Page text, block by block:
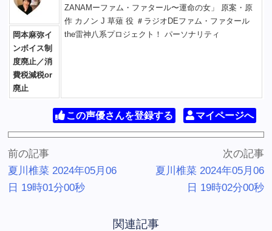
ZANAMーファム・ファタール〜運命の女」 原案・原
作 カノン J 草薙 役 ＃ラジオDEファム・ファタール
the雷神八系プロジェクト！ パーソナリティ
岡本麻弥イ
ンボイス制
度廃止／消
費税減税or
廃止
この声優さんを登録する マイページへ
前の記事
夏川椎菜 2024年05月06
日 19時01分00秒
次の記事
夏川椎菜 2024年05月06
日 19時02分00秒
関連記事